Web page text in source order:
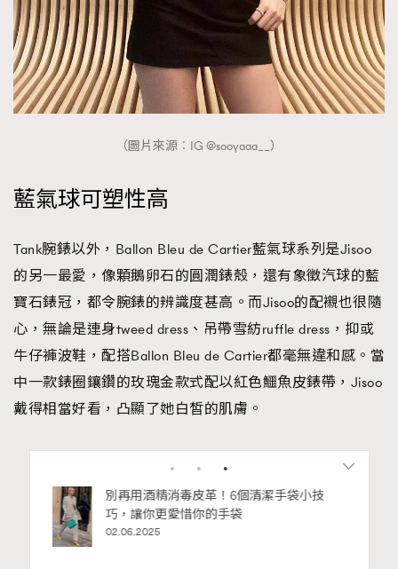
（圖片來源︰IG @sooyaaa__）
藍氣球可塑性高
Tank腕錶以外，Ballon Bleu de Cartier藍氣球系列是Jisoo
的另一最愛，像顆鵝卵石的圓潤錶殼，還有象徵汽球的藍
寶石錶冠，都令腕錶的辨識度甚高。而Jisoo的配襯也很隨
心，無論是連身tweed dress、吊帶雪紡ruffle dress，抑或
牛仔褲波鞋，配搭Ballon Bleu de Cartier都毫無違和感。當
中一款錶圈鑲鑽的玫瑰金款式配以紅色鱷魚皮錶帶，Jisoo
戴得相當好看，凸顯了她白皙的肌膚。
Advertisement
別再用酒精消毒皮革！6個清潔手袋小技
巧，讓你更愛惜你的手袋
02.06.2025